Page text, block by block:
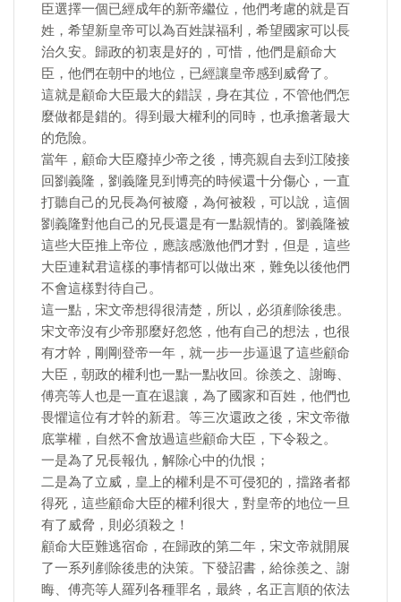
臣選擇一個已經成年的新帝繼位，他們考慮的就是百
姓，希望新皇帝可以為百姓謀福利，希望國家可以長
治久安。歸政的初衷是好的，可惜，他們是顧命大
臣，他們在朝中的地位，已經讓皇帝感到威脅了。
這就是顧命大臣最大的錯誤，身在其位，不管他們怎
麼做都是錯的。得到最大權利的同時，也承擔著最大
的危險。
當年，顧命大臣廢掉少帝之後，博亮親自去到江陵接
回劉義隆，劉義隆見到博亮的時候還十分傷心，一直
打聽自己的兄長為何被廢，為何被殺，可以說，這個
劉義隆對他自己的兄長還是有一點親情的。劉義隆被
這些大臣推上帝位，應該感激他們才對，但是，這些
大臣連弒君這樣的事情都可以做出來，難免以後他們
不會這樣對待自己。
這一點，宋文帝想得很清楚，所以，必須剷除後患。
宋文帝沒有少帝那麼好忽悠，他有自己的想法，也很
有才幹，剛剛登帝一年，就一步一步逼退了這些顧命
大臣，朝政的權利也一點一點收回。徐羨之、謝晦、
傅亮等人也是一直在退讓，為了國家和百姓，他們也
畏懼這位有才幹的新君。等三次還政之後，宋文帝徹
底掌權，自然不會放過這些顧命大臣，下令殺之。
一是為了兄長報仇，解除心中的仇恨；
二是為了立威，皇上的權利是不可侵犯的，擋路者都
得死，這些顧命大臣的權利很大，對皇帝的地位一旦
有了威脅，則必須殺之！
顧命大臣難逃宿命，在歸政的第二年，宋文帝就開展
了一系列剷除後患的決策。下發詔書，給徐羨之、謝
晦、傅亮等人羅列各種罪名，最終，名正言順的依法